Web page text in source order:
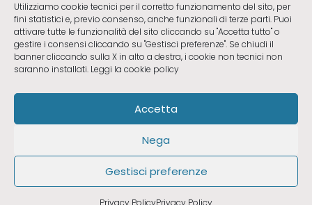
Utilizziamo cookie tecnici per il corretto funzionamento del sito, per
fini statistici e, previo consenso, anche funzionali di terze parti. Puoi
attivare tutte le funzionalità del sito cliccando su "Accetta tutto" o
gestire i consensi cliccando su "Gestisci preferenze". Se chiudi il
banner cliccando sulla X in alto a destra, i cookie non tecnici non
saranno installati. Leggi la cookie policy
Accetta
Nega
Gestisci preferenze
Privacy PolicyPrivacy Policy
Sede di Fabrianoctck23@gmail.com
Sede di Pesaroctck23pu@gmail.com
Sede di Fanoctck23pu@gmail.com
ctck23jesi@gmail.com
Privacy & Cookie Policy